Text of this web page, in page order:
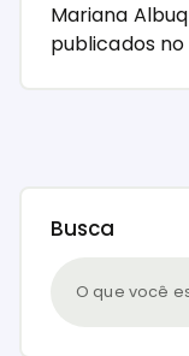
Mariana
publicados no
Busca